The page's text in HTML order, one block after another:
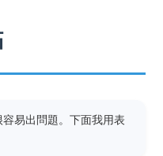
易出問題。下面我用表